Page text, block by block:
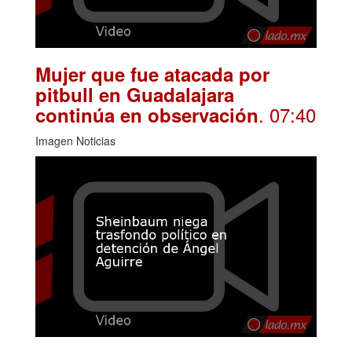
Mujer que fue atacada por
pitbull en Guadalajara
continúa en observación. 07:40
Imagen Noticias